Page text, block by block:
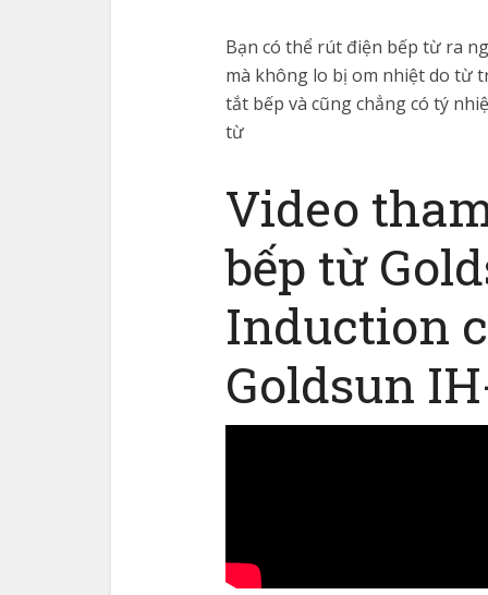
Bạn có thể rút điện bếp từ ra
mà không lo bị om nhiệt do từ
tắt bếp và cũng chẳng có tý
từ
Video
bếp từ
Induction
Goldsun